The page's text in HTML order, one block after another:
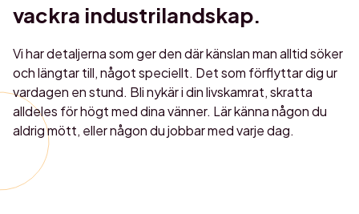
vackra industrilandskap.
Vi har detaljerna som ger den där känslan man alltid söker
och längtar till, något speciellt. Det som förflyttar dig ur
vardagen en stund. Bli nykär i din livskamrat, skratta
alldeles för högt med dina vänner. Lär känna någon du
aldrig mött, eller någon du jobbar med varje dag.